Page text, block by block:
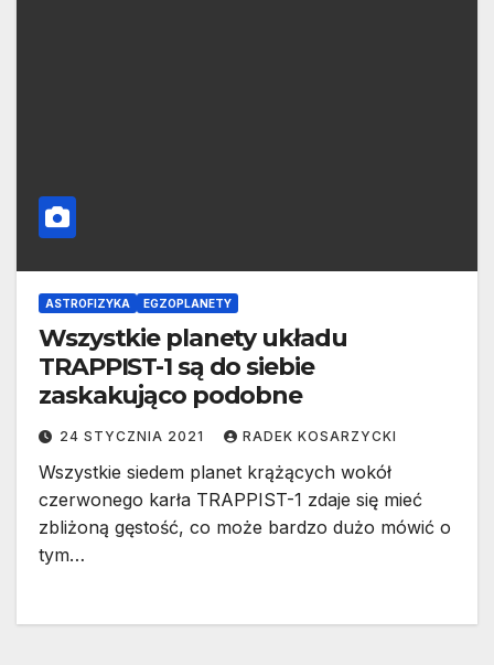
ASTROFIZYKA EGZOPLANETY
Wszystkie planety układu
TRAPPIST-1 są do siebie
zaskakująco podobne
24 STYCZNIA 2021 RADEK KOSARZYCKI
Wszystkie siedem planet krążących wokół
czerwonego karła TRAPPIST-1 zdaje się mieć
zbliżoną gęstość, co może bardzo dużo mówić o
tym…